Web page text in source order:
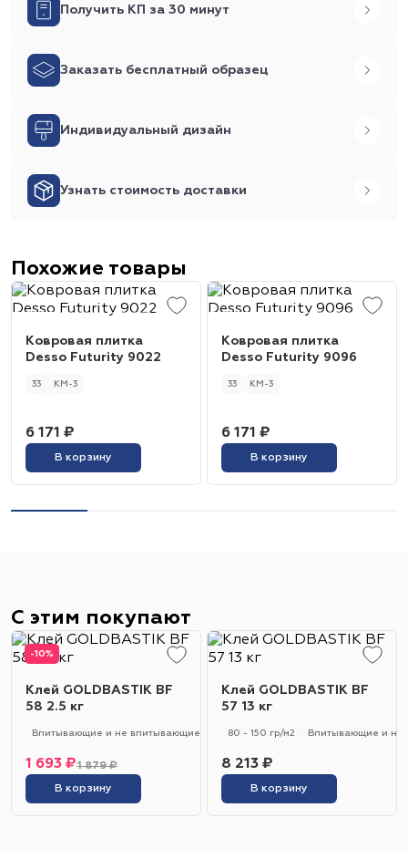
Получить КП за 30 минут
Заказать бесплатный образец
Индивидуальный дизайн
Узнать стоимость доставки
Похожие товары
Ковровая плитка
Desso Futurity 9022
33 КМ-3
6 171 ₽
В корзину
Ковровая плитка
Desso Futurity 9096
33 КМ-3
6 171 ₽
В корзину
С этим покупают
-10%
Клей GOLDBASTIK BF
58 2.5 кг
Впитывающие и не впитывающие 250 - 280 гр/м2 Универсальный
1 879 ₽
1 693 ₽
В корзину
Клей GOLDBASTIK BF
57 13 кг
80 - 150 гр/м2 Впитывающие и не
8 213 ₽
В корзину